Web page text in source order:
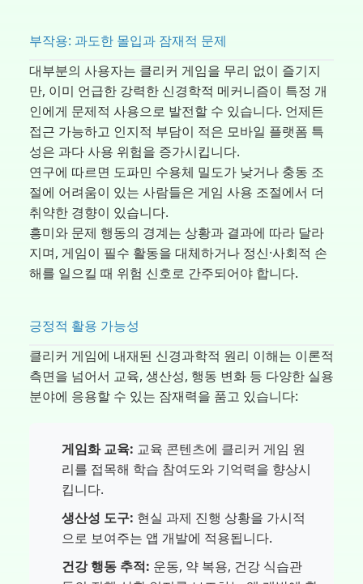
부작용: 과도한 몰입과 잠재적 문제
대부분의 사용자는 클리커 게임을 무리 없이 즐기지
만, 이미 언급한 강력한 신경학적 메커니즘이 특정 개
인에게 문제적 사용으로 발전할 수 있습니다. 언제든
접근 가능하고 인지적 부담이 적은 모바일 플랫폼 특
성은 과다 사용 위험을 증가시킵니다.
연구에 따르면 도파민 수용체 밀도가 낮거나 충동 조
절에 어려움이 있는 사람들은 게임 사용 조절에서 더
취약한 경향이 있습니다.
흥미와 문제 행동의 경계는 상황과 결과에 따라 달라
지며, 게임이 필수 활동을 대체하거나 정신·사회적 손
해를 일으킬 때 위험 신호로 간주되어야 합니다.
긍정적 활용 가능성
클리커 게임에 내재된 신경과학적 원리 이해는 이론적
측면을 넘어서 교육, 생산성, 행동 변화 등 다양한 실용
분야에 응용할 수 있는 잠재력을 품고 있습니다:
게임화 교육: 교육 콘텐츠에 클리커 게임 원
리를 접목해 학습 참여도와 기억력을 향상시
킵니다.
생산성 도구: 현실 과제 진행 상황을 가시적
으로 보여주는 앱 개발에 적용됩니다.
건강 행동 추적: 운동, 약 복용, 건강 식습관